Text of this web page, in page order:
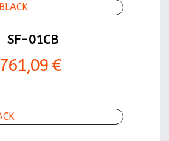
SF-01CB
761,09 €